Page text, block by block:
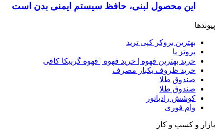
این محصول لبنی، حافظ سیستم ایمنی بدن است
پیوندها
بهترین بروکر کپی ترید
پروتز پا
خرید بهترین قهوه | خرید قهوه | قهوه گرنیکا کافی
خرید ظروف یکبار مصرف
صندوق طلا
صندوق طلا
کوشش رادیاتور
وام فوری
بازار و کسب و کار